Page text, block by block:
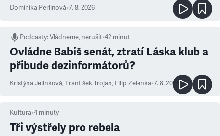
Dominika Perlínová•7. 8. 2026
Podcasty:Vládneme, nerušit•42 minut
Ovládne Babiš senát, ztratí Láska klub a
přibude dezinformátorů?
Kristýna Jelínková, František Trojan, Filip Zelenka•7. 8. 2026
Kultura•4 minuty
Tři výstřely pro rebela